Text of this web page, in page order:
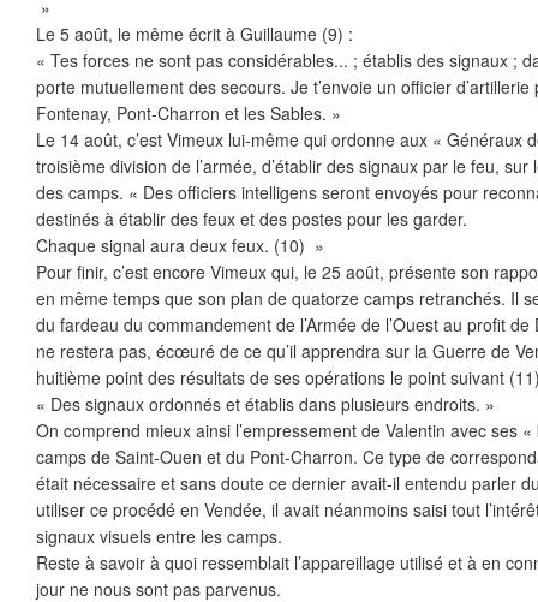
»
Le 5 août, le même écrit à Guillaume (9) :
« Tes forces ne sont pas considérables... ; établis des signaux ;
porte mutuellement des secours. Je t’envoie un officier
Fontenay, Pont-Charron et les Sables. »
Le 14 août, c’est Vimeux lui-même qui ordonne aux « Généraux
troisième division de l’armée, d’établir des signaux par le feu,
des camps. « Des officiers intelligens seront envoyés pour
destinés à établir des feux et des postes pour les garder.
Chaque signal aura deux feux. (10) »
Pour finir, c’est encore Vimeux qui, le 25 août, présente son
en même temps que son plan de quatorze camps retranchés. Il
du fardeau du commandement de l’Armée de l’Ouest au profit
ne restera pas, écœuré de ce qu’il apprendra sur la Guerre de
huitième point des résultats de ses opérations le point suivant
« Des signaux ordonnés et établis dans plusieurs endroits. »
On comprend mieux ainsi l’empressement de Valentin avec ses
camps de Saint-Ouen et du Pont-Charron. Ce type de
était nécessaire et sans doute ce dernier avait-il entendu parler
utiliser ce procédé en Vendée, il avait néanmoins saisi tout
signaux visuels entre les camps.
Reste à savoir à quoi ressemblait l’appareillage utilisé et à en
jour ne nous sont pas parvenus.